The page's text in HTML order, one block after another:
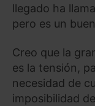
llegado ha
pero es un
Creo que la
es la tensión,
necesidad de
imposibilidad